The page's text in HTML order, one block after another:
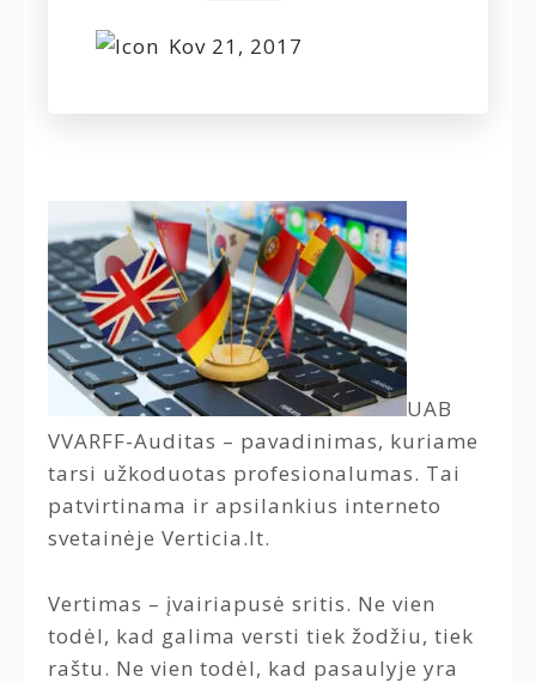
Kov 21, 2017
UAB
VVARFF-Auditas – pavadinimas, kuriame
tarsi užkoduotas profesionalumas. Tai
patvirtinama ir apsilankius interneto
svetainėje Verticia.lt.
Vertimas – įvairiapusė sritis. Ne vien
todėl, kad galima versti tiek žodžiu, tiek
raštu. Ne vien todėl, kad pasaulyje yra